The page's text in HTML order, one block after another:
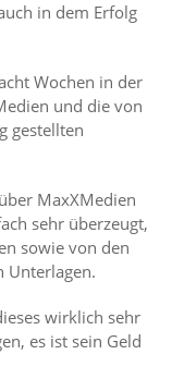
in dem Erfolg
Wochen in der
und die von
gestellten
MaxXMedien
sehr überzeugt,
sowie von den
Unterlagen.
wirklich sehr
es ist sein Geld